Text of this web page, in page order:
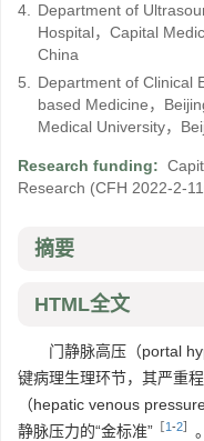
4. Department of
Hospital，Capital
China
5. Department of Clinical
based Medicine，
Medical University，
Research funding:
Research (CFH 2022-2-
摘要
HTML全文
门静脉高压（portal
键病理生理环节，其严重
（hepatic venous
静脉压力的“金标准” ［1-2］